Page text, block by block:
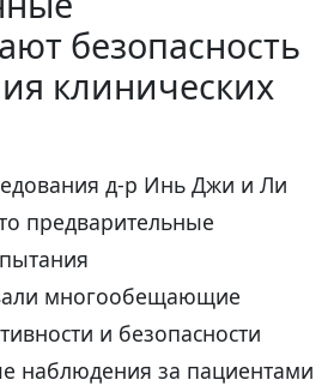
безопасность
клинических
д-р Инь Джи и Ли
предварительные
многообещающие
и безопасности
наблюдения за пациентами